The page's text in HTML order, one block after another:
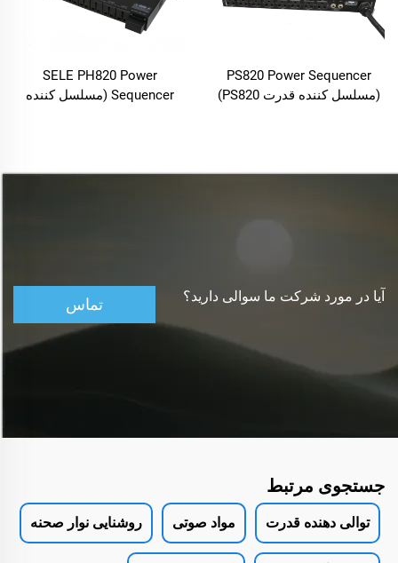
PS820 Power Sequencer
(مسلسل کننده قدرت PS820)
SELE PH820 Power
Sequencer (مسلسل کننده
آیا در مورد شرکت ما سوالی دارید؟ تماس
جستجوی مرتبط
توالی دهنده قدرت مواد صوتی روشنایی نوار صحنه